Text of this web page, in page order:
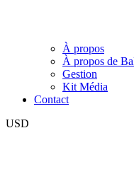
À propos
À propos de
Gestion
Kit Média
Contact
USD